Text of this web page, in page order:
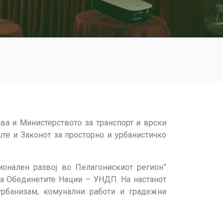
и Министерството за транспорт и врски
и Законот за просторно и урбанистичко
развој во Пелагонискиот регион”
Обединетите Нации – УНДП. На настанот
комунални работи и градежни